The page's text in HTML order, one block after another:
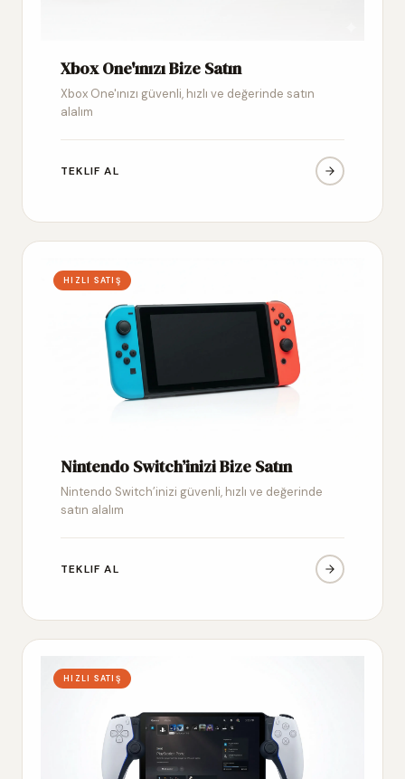
Xbox One'ınızı Bize Satın
Xbox One'ınızı güvenli, hızlı ve değerinde satın
alalım
TEKLIF AL
HIZLI SATIŞ
Nintendo Switch’inizi Bize Satın
Nintendo Switch’inizi güvenli, hızlı ve değerinde
satın alalım
TEKLIF AL
HIZLI SATIŞ